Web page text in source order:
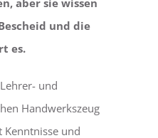
aber sie wissen
und die
es.
und
Handwerkszeug
und